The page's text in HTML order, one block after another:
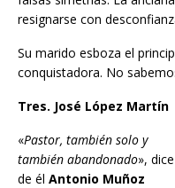
resignarse con
Su marido esboza el
conquistadora. No
Tres. José López Martín
«Pastor, también solo y
también abandonado», dice
de él Antonio Muñoz